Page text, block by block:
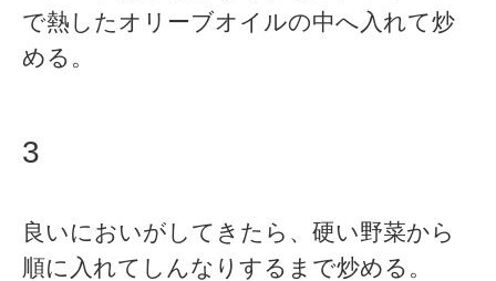
で熱したオリーブオイルの中へ入れて炒
める。
3
良いにおいがしてきたら、硬い野菜から
順に入れてしんなりするまで炒める。